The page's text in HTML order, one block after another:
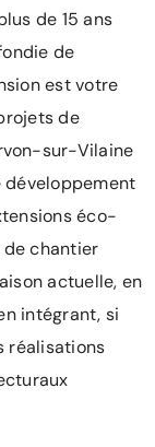
de 15 ans
de
est votre
de
sur-Vilaine
développement
éco-
de chantier
actuelle, en
intégrant, si
réalisations